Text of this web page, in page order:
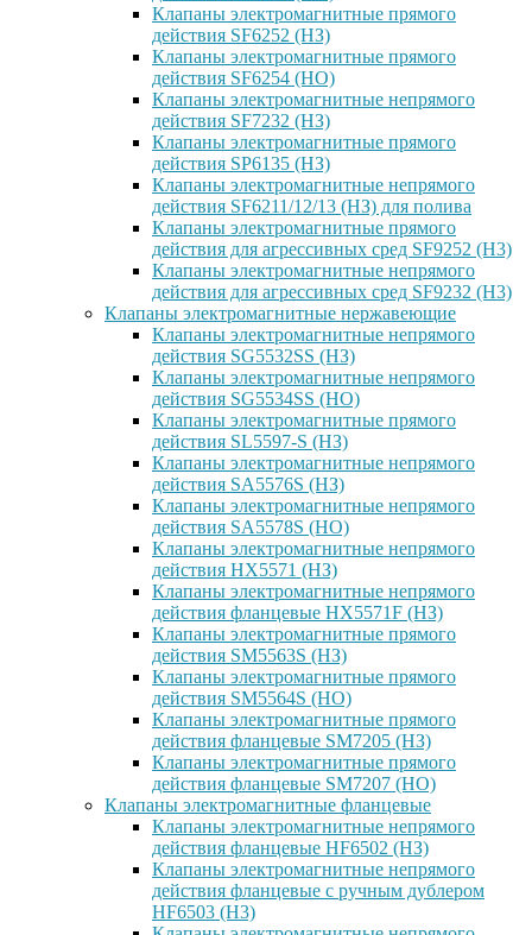
Клапаны электромагнитные прямого
действия SF6252 (НЗ)
Клапаны электромагнитные прямого
действия SF6254 (НО)
Клапаны электромагнитные непрямого
действия SF7232 (НЗ)
Клапаны электромагнитные прямого
действия SP6135 (НЗ)
Клапаны электромагнитные непрямого
действия SF6211/12/13 (НЗ) для полива
Клапаны электромагнитные прямого
действия для агрессивных сред SF9252 (H3)
Клапаны электромагнитные непрямого
действия для агрессивных сред SF9232 (H3)
Клапаны электромагнитные нержавеющие
Клапаны электромагнитные непрямого
действия SG5532SS (НЗ)
Клапаны электромагнитные непрямого
действия SG5534SS (НО)
Клапаны электромагнитные прямого
действия SL5597-S (НЗ)
Клапаны электромагнитные непрямого
действия SA5576S (НЗ)
Клапаны электромагнитные непрямого
действия SA5578S (НО)
Клапаны электромагнитные непрямого
действия HX5571 (НЗ)
Клапаны электромагнитные непрямого
действия фланцевые HX5571F (НЗ)
Клапаны электромагнитные прямого
действия SM5563S (НЗ)
Клапаны электромагнитные прямого
действия SM5564S (НО)
Клапаны электромагнитные прямого
действия фланцевые SM7205 (НЗ)
Клапаны электромагнитные прямого
действия фланцевые SM7207 (НО)
Клапаны электромагнитные фланцевые
Клапаны электромагнитные непрямого
действия фланцевые HF6502 (НЗ)
Клапаны электромагнитные непрямого
действия фланцевые с ручным дублером
HF6503 (Н3)